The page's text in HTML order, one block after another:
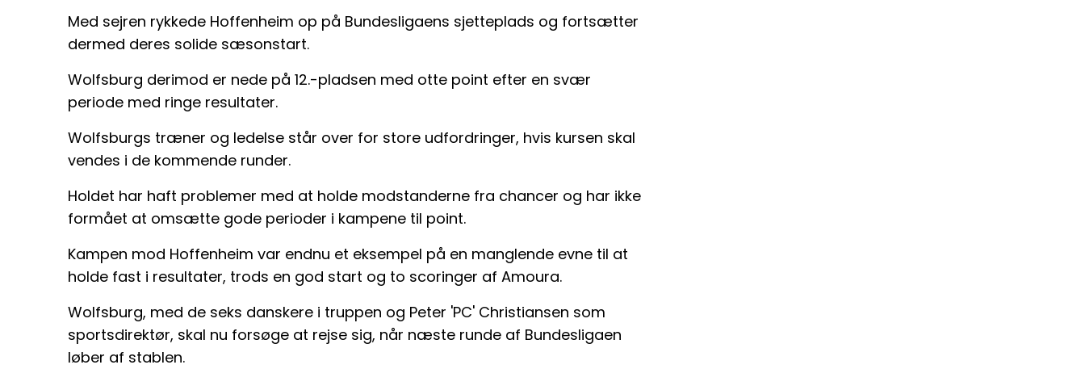
Med sejren rykkede Hoffenheim op på Bundesligaens sjetteplads og fortsætter
dermed deres solide sæsonstart.
Wolfsburg derimod er nede på 12.-pladsen med otte point efter en svær
periode med ringe resultater.
Wolfsburgs træner og ledelse står over for store udfordringer, hvis kursen skal
vendes i de kommende runder.
Holdet har haft problemer med at holde modstanderne fra chancer og har ikke
formået at omsætte gode perioder i kampene til point.
Kampen mod Hoffenheim var endnu et eksempel på en manglende evne til at
holde fast i resultater, trods en god start og to scoringer af Amoura.
Wolfsburg, med de seks danskere i truppen og Peter 'PC' Christiansen som
sportsdirektør, skal nu forsøge at rejse sig, når næste runde af Bundesligaen
løber af stablen.